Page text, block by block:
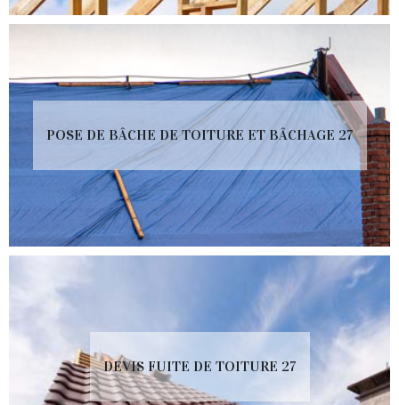
POSE DE BÂCHE DE TOITURE ET BÂCHAGE 27
DEVIS FUITE DE TOITURE 27